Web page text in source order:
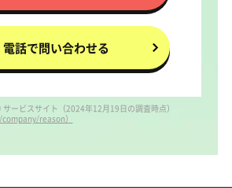
電話で問い合わせる
ービスサイト（2024年12月19日の調査時点）
reason）